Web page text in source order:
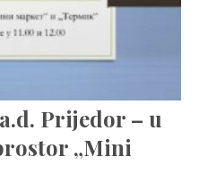
a.d. Prijedor – u
„Mini